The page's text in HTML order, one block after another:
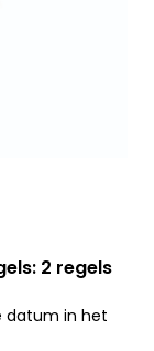
2 regels
datum in het